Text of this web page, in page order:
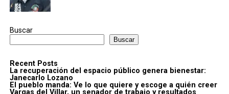
Buscar
Buscar
Recent Posts
La recuperación del espacio público genera bienestar:
Janecarlo Lozano
El pueblo manda: Ve lo que quiere y escoge a quién creer